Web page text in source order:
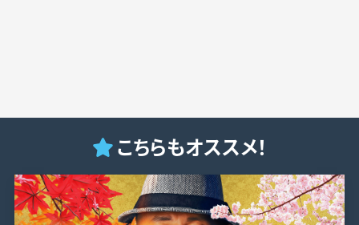
こちらもオススメ！